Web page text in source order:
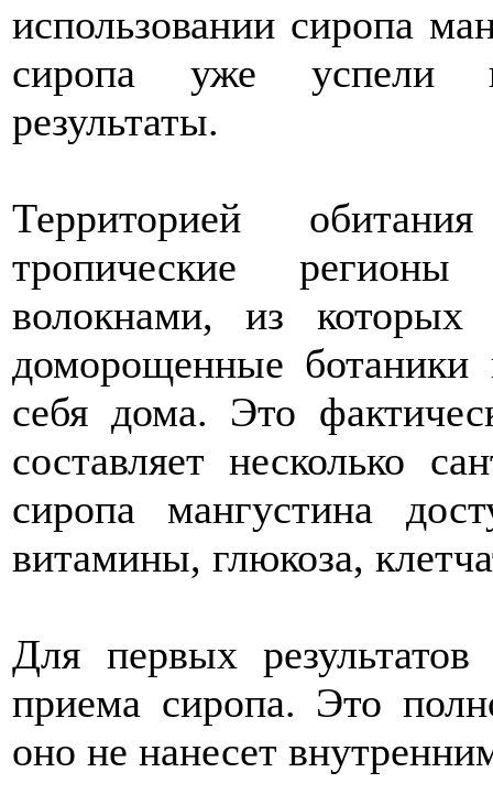
использовании сиропа
сиропа уже успели
результаты.
Территорией
тропические
волокнами, из которых
доморощенные ботаники
себя дома. Это
составляет несколько
сиропа мангустина
витамины, глюкоза,
Для первых результатов
приема сиропа. Это
оно не нанесет